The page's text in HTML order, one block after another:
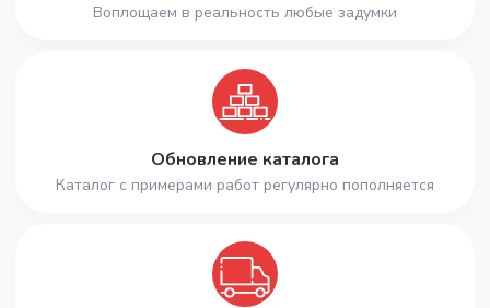
Воплощаем в реальность любые задумки
Обновление каталога
Каталог с примерами работ регулярно пополняется